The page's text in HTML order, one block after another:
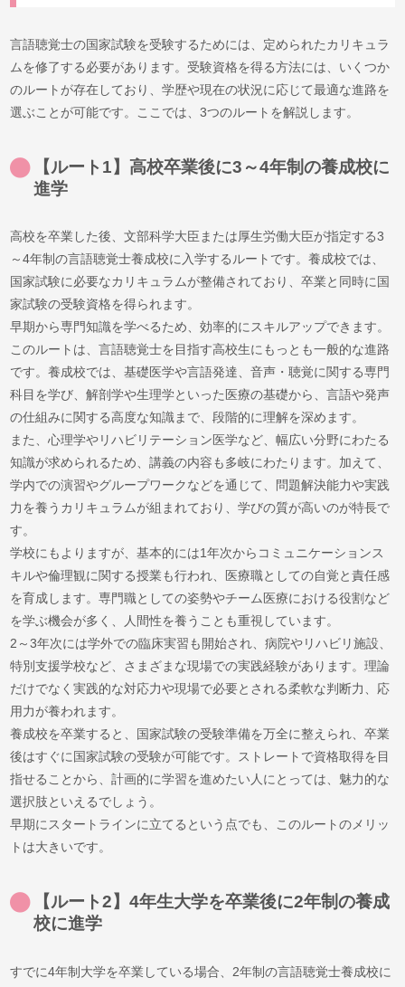
言語聴覚士の国家試験を受験するためには、定められたカリキュラ
ムを修了する必要があります。受験資格を得る方法には、いくつか
のルートが存在しており、学歴や現在の状況に応じて最適な進路を
選ぶことが可能です。ここでは、3つのルートを解説します。
【ルート1】高校卒業後に3～4年制の養成校に
進学
高校を卒業した後、文部科学大臣または厚生労働大臣が指定する3
～4年制の言語聴覚士養成校に入学するルートです。養成校では、
国家試験に必要なカリキュラムが整備されており、卒業と同時に国
家試験の受験資格を得られます。
早期から専門知識を学べるため、効率的にスキルアップできます。
このルートは、言語聴覚士を目指す高校生にもっとも一般的な進路
です。養成校では、基礎医学や言語発達、音声・聴覚に関する専門
科目を学び、解剖学や生理学といった医療の基礎から、言語や発声
の仕組みに関する高度な知識まで、段階的に理解を深めます。
また、心理学やリハビリテーション医学など、幅広い分野にわたる
知識が求められるため、講義の内容も多岐にわたります。加えて、
学内での演習やグループワークなどを通じて、問題解決能力や実践
力を養うカリキュラムが組まれており、学びの質が高いのが特長で
す。
学校にもよりますが、基本的には1年次からコミュニケーションス
キルや倫理観に関する授業も行われ、医療職としての自覚と責任感
を育成します。専門職としての姿勢やチーム医療における役割など
を学ぶ機会が多く、人間性を養うことも重視しています。
2～3年次には学外での臨床実習も開始され、病院やリハビリ施設、
特別支援学校など、さまざまな現場での実践経験があります。理論
だけでなく実践的な対応力や現場で必要とされる柔軟な判断力、応
用力が養われます。
養成校を卒業すると、国家試験の受験準備を万全に整えられ、卒業
後はすぐに国家試験の受験が可能です。ストレートで資格取得を目
指せることから、計画的に学習を進めたい人にとっては、魅力的な
選択肢といえるでしょう。
早期にスタートラインに立てるという点でも、このルートのメリッ
トは大きいです。
【ルート2】4年生大学を卒業後に2年制の養成
校に進学
すでに4年制大学を卒業している場合、2年制の言語聴覚士養成校に